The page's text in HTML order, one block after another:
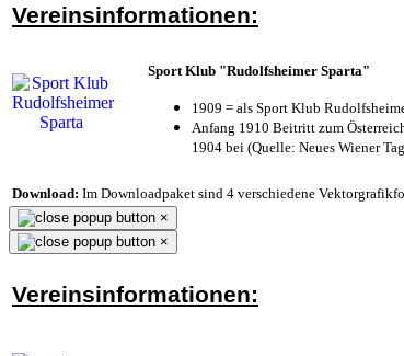
Vereinsinformationen:
Sport Klub "Rudolfsheimer Sparta"
1909 = als Sport Klub
Anfang 1910 Beitritt zum
1904 bei (Quelle: Neues Wiener
Download: Im Downloadpaket sind 4 verschiedene
×
×
Vereinsinformationen: